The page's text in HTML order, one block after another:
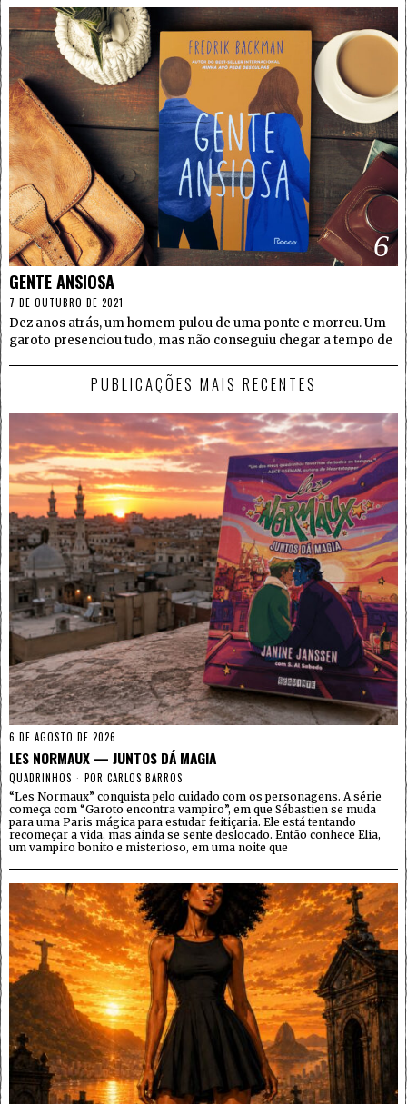
6
GENTE ANSIOSA
7 DE OUTUBRO DE 2021
Dez anos atrás, um homem pulou de uma ponte e morreu. Um
garoto presenciou tudo, mas não conseguiu chegar a tempo de
PUBLICAÇÕES MAIS RECENTES
6 DE AGOSTO DE 2026
LES NORMAUX — JUNTOS DÁ MAGIA
QUADRINHOS POR CARLOS BARROS
“Les Normaux” conquista pelo cuidado com os personagens. A série
começa com “Garoto encontra vampiro”, em que Sébastien se muda
para uma Paris mágica para estudar feitiçaria. Ele está tentando
recomeçar a vida, mas ainda se sente deslocado. Então conhece Elia,
um vampiro bonito e misterioso, em uma noite que